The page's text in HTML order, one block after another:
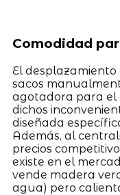
Comodidad
El
sacos
agotadora para el
dichos
diseñada
Además, al
precios
existe en el
vende madera
agua) pero